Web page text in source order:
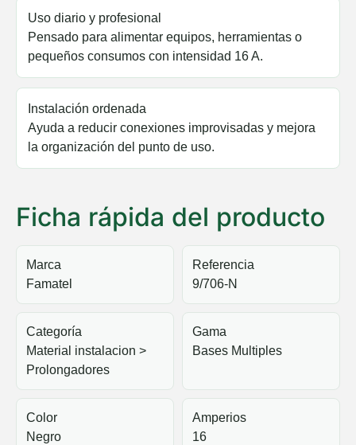
Uso diario y profesional
Pensado para alimentar equipos, herramientas o
pequeños consumos con intensidad 16 A.
Instalación ordenada
Ayuda a reducir conexiones improvisadas y mejora
la organización del punto de uso.
Ficha rápida del producto
Marca
Famatel
Referencia
9/706-N
Categoría
Material instalacion >
Prolongadores
Gama
Bases Multiples
Color
Negro
Amperios
16